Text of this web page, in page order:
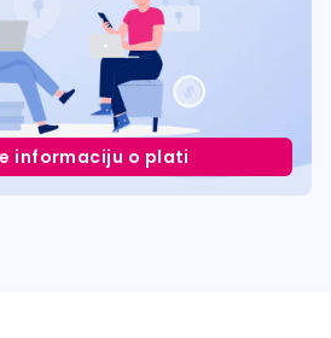
informaciju o plati